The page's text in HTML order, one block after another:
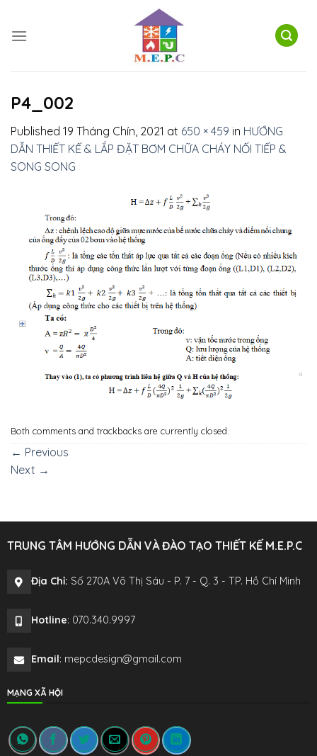
content
P4_002
Published 19 Tháng Chín, 2021 at 650 × 459 in HƯỚNG
DẪN THIẾT KẾ & LẮP ĐẶT BƠM CHỮA CHÁY NỐI TIẾP &
SONG SONG
Both comments and trackbacks are currently closed.
← Previous
Next →
TRUNG TÂM HƯỚNG DẪN VÀ ĐÀO TẠO THIẾT KẾ M.E.P.C
Địa Chỉ: Số 270A Võ Thị Sáu - P. 7 - Q. 3 - TP. Hồ Chí Minh
Hotline: 070.340.9997
Email: mepcdesign@gmail.com
MẠNG XÃ HỘI